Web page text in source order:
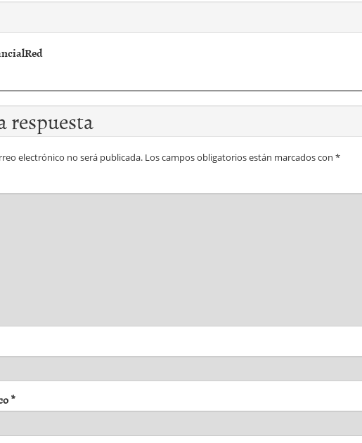
respuesta
electrónico no será publicada. Los campos obligatorios están marcados con *
*